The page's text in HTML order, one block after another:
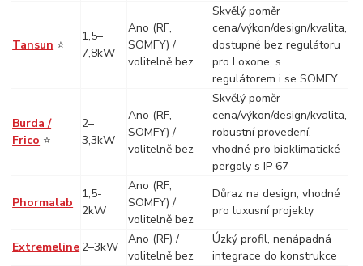
Tansun ⭐
1,5–
7,8kW
Ano (RF,
SOMFY) /
volitelně bez
Skvělý poměr
cena/výkon/design/kvalita,
dostupné bez regulátoru
pro Loxone, s
regulátorem i se SOMFY
Burda /
Frico ⭐
2–
3,3kW
Ano (RF,
SOMFY) /
volitelně bez
Skvělý poměr
cena/výkon/design/kvalita,
robustní provedení,
vhodné pro bioklimatické
pergoly s IP 67
Phormalab
1,5-
2kW
Ano (RF,
SOMFY) /
volitelně bez
Důraz na design, vhodné
pro luxusní projekty
Extremeline 2–3kW
Ano (RF) /
volitelně bez
Úzký profil, nenápadná
integrace do konstrukce